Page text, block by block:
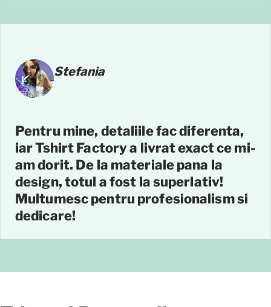
Stefania
Pentru mine, detaliile fac diferenta,
iar Tshirt Factory a livrat exact ce mi-
am dorit. De la materiale pana la
design, totul a fost la superlativ!
Multumesc pentru profesionalism si
dedicare!